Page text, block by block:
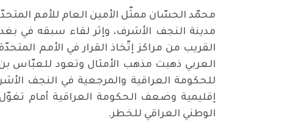
محمّد الحسّان ممثّل الأمين العام للأمم
مدينة النجف الأشرف، وإثر لقاء سبقه في
القريب من مراكز إتّخاذ القرار في الأمم
العربي ذهبت مذهب الأمثال وتعود للعبّاس
للحكومة العراقية والمرجعية في النجف
إقليمية وضعف الحكومة العراقية أمام
الوطني العراقي للخطر.